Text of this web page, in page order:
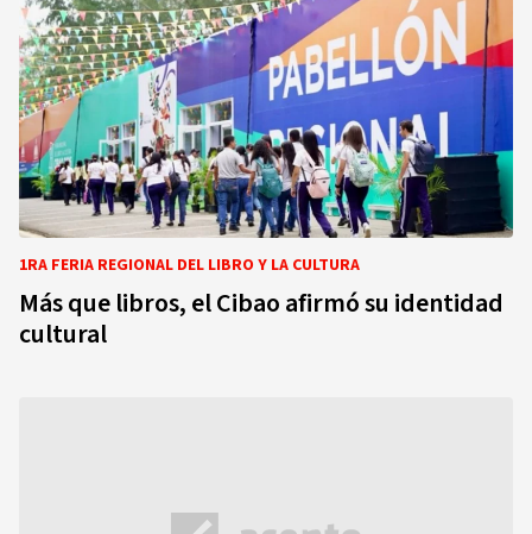
1RA FERIA REGIONAL DEL LIBRO Y LA CULTURA
Más que libros, el Cibao afirmó su identidad
cultural